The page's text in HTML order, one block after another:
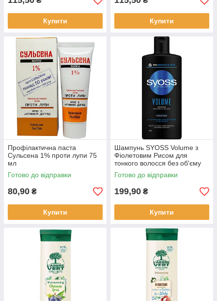
Купити Купити
Профілактична паста
Сульсена 1% проти лупи 75
мл
Готово до відправки
80,90 ₴
Купити
Шампунь SYOSS Volume з
Фіолетовим Рисом для
тонкого волосся без об'єму
440 мл
Готово до відправки
199,90 ₴
Купити